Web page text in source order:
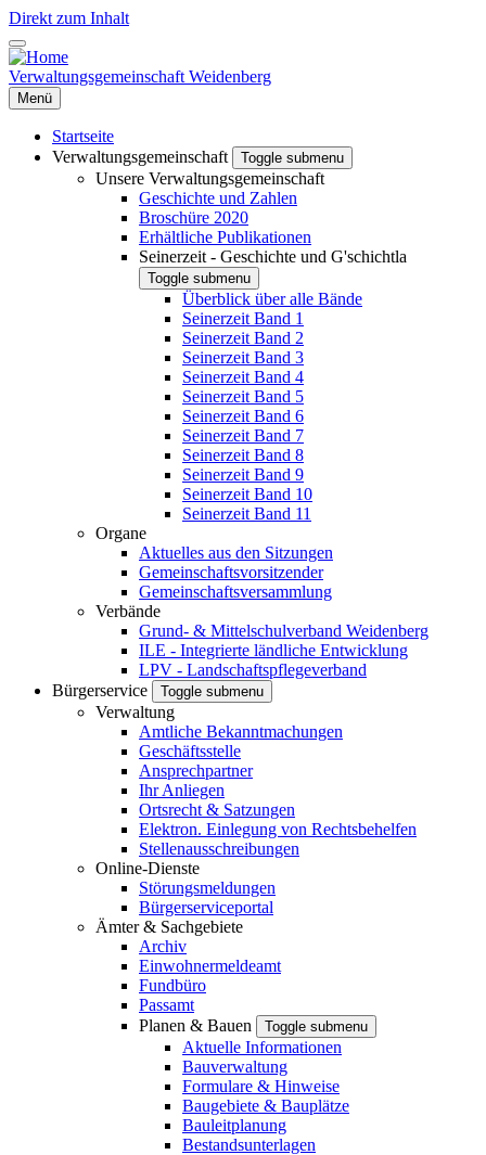
Direkt zum Inhalt
Verwaltungsgemeinschaft Weidenberg
Menü
Startseite
Verwaltungsgemeinschaft
Toggle submenu
Unsere Verwaltungsgemeinschaft
Geschichte und Zahlen
Broschüre 2020
Erhältliche Publikationen
Seinerzeit - Geschichte und G'schichtla
Toggle submenu
Überblick über alle Bände
Seinerzeit Band 1
Seinerzeit Band 2
Seinerzeit Band 3
Seinerzeit Band 4
Seinerzeit Band 5
Seinerzeit Band 6
Seinerzeit Band 7
Seinerzeit Band 8
Seinerzeit Band 9
Seinerzeit Band 10
Seinerzeit Band 11
Organe
Aktuelles aus den Sitzungen
Gemeinschaftsvorsitzender
Gemeinschaftsversammlung
Verbände
Grund- & Mittelschulverband Weidenberg
ILE - Integrierte ländliche Entwicklung
LPV - Landschaftspflegeverband
Bürgerservice
Toggle submenu
Verwaltung
Amtliche Bekanntmachungen
Geschäftsstelle
Ansprechpartner
Ihr Anliegen
Ortsrecht & Satzungen
Elektron. Einlegung von Rechtsbehelfen
Stellenausschreibungen
Online-Dienste
Störungsmeldungen
Bürgerserviceportal
Ämter & Sachgebiete
Archiv
Einwohnermeldeamt
Fundbüro
Passamt
Planen & Bauen
Toggle submenu
Aktuelle Informationen
Bauverwaltung
Formulare & Hinweise
Baugebiete & Bauplätze
Bauleitplanung
Bestandsunterlagen